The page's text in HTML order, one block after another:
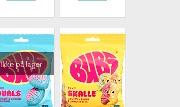
Ikke på lager